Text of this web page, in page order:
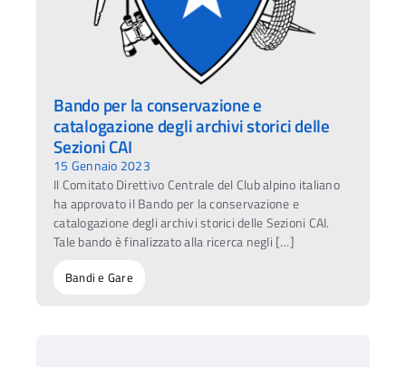
Bando per la conservazione e
catalogazione degli archivi storici delle
Sezioni CAI
15 Gennaio 2023
Il Comitato Direttivo Centrale del Club alpino italiano
ha approvato il Bando per la conservazione e
catalogazione degli archivi storici delle Sezioni CAI.
Tale bando è finalizzato alla ricerca negli […]
Bandi e Gare